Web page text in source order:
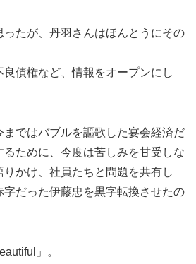
たが、丹羽さんはほんとうにその
良債権など、情報をオープンにし
まではバブルを謳歌した宴会経済だ
るために、今度は苦しみを甘受しな
かけ、社員たちと問題を共有し
字だった伊藤忠を黒字転換させたの
」。